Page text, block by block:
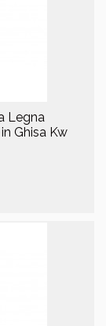
Legna
Ghisa Kw